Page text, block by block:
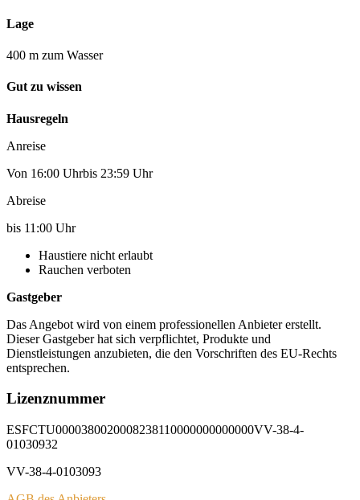
Lage
400 m zum Wasser
Gut zu wissen
Hausregeln
Anreise
Von 16:00 Uhrbis 23:59 Uhr
Abreise
bis 11:00 Uhr
Haustiere nicht erlaubt
Rauchen verboten
Gastgeber
Das Angebot wird von einem professionellen Anbieter erstellt.
Dieser Gastgeber hat sich verpflichtet, Produkte und
Dienstleistungen anzubieten, die den Vorschriften des EU-Rechts
entsprechen.
Lizenznummer
ESFCTU0000380020008238110000000000000VV-38-4-
01030932
VV-38-4-0103093